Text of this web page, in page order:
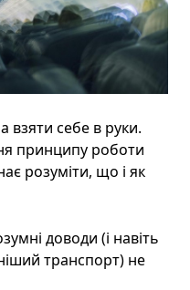
себе в руки.
принципу роботи
розуміти, що і як
доводи (і навіть
транспорт) не